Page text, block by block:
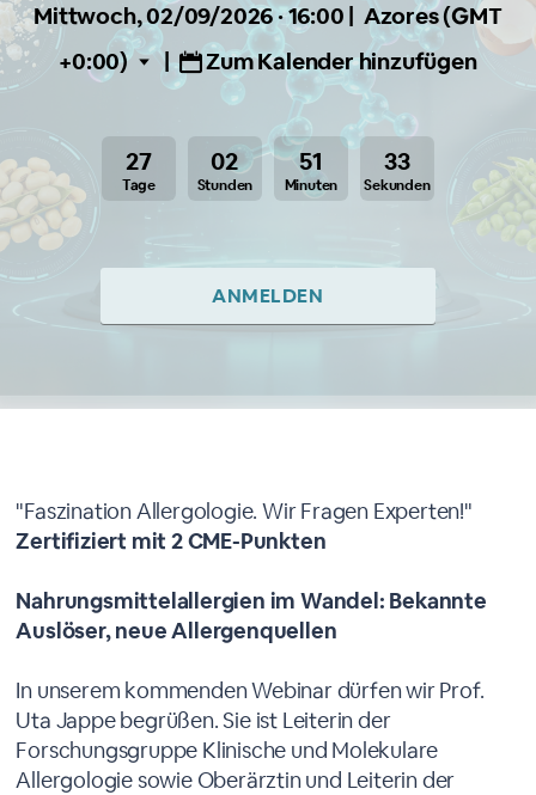
Mittwoch, 02/09/2026 · 16:00 | Azores (GMT
+0:00)
| Zum Kalender hinzufügen
27
Tage
02
Stunden
51
Minuten
33
Sekunden
ANMELDEN
"Faszination Allergologie. Wir Fragen Experten!"
Zertifiziert mit 2 CME-Punkten
Nahrungsmittelallergien im Wandel: Bekannte
Auslöser, neue Allergenquellen
In unserem kommenden Webinar dürfen wir Prof.
Uta Jappe begrüßen. Sie ist Leiterin der
Forschungsgruppe Klinische und Molekulare
Allergologie sowie Oberärztin und Leiterin der